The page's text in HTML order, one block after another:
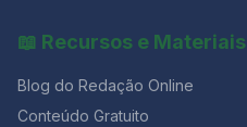
📖 Recursos e Materiais
Blog do Redação Online
Conteúdo Gratuito